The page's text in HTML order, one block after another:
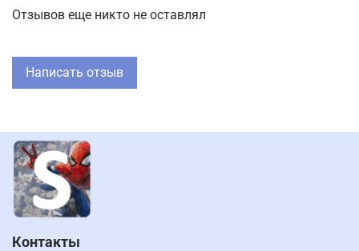
Отзывов еще никто не оставлял
Написать отзыв
Контакты